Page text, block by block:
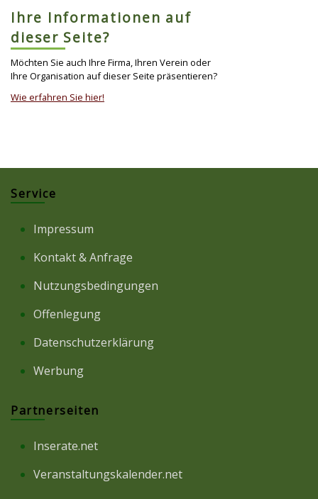
Ihre Informationen auf
dieser Seite?
Möchten Sie auch Ihre Firma, Ihren Verein oder
Ihre Organisation auf dieser Seite präsentieren?
Wie erfahren Sie hier!
Service
Impressum
Kontakt & Anfrage
Nutzungsbedingungen
Offenlegung
Datenschutzerklärung
Werbung
Partnerseiten
Inserate.net
Veranstaltungskalender.net